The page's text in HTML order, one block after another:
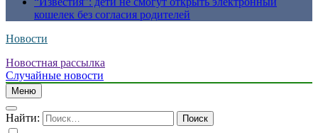
кошелек без согласия родителей
Новости
Новостная рассылка
Случайные новости
Меню
Найти: